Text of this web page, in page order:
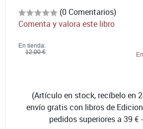
(0 Comentarios)
Comenta y valora este libro
En tienda:
12,00 €
(Artículo en stock, recíbelo en
envío gratis con libros de
pedidos superiores a 39 €